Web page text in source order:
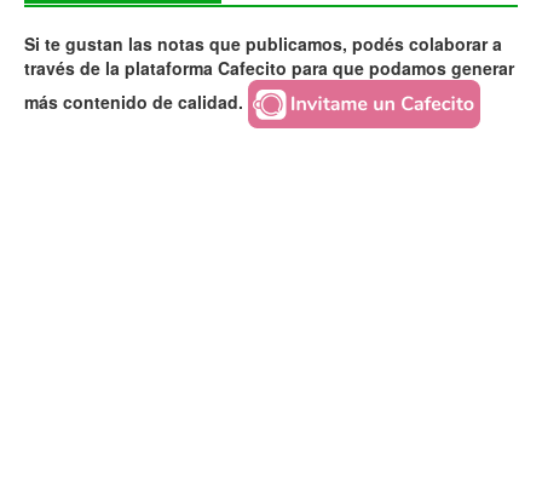
Si te gustan las notas que publicamos, podés colaborar a
través de la plataforma Cafecito para que podamos generar
más contenido de calidad.